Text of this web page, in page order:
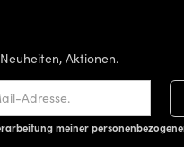
Aktionen.
meiner